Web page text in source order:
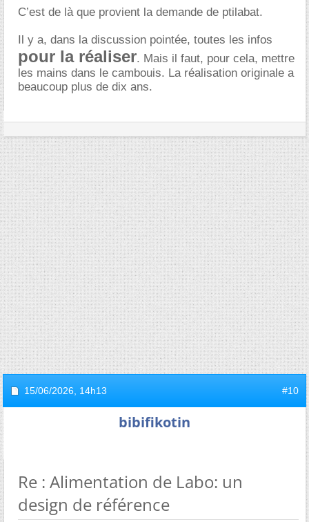
C’est de là que provient la demande de ptilabat.
Il y a, dans la discussion pointée, toutes les infos
pour la réaliser. Mais il faut, pour cela, mettre
les mains dans le cambouis. La réalisation originale a
beaucoup plus de dix ans.
15/06/2026, 14h13 #10
bibifikotin
Re : Alimentation de Labo: un
design de référence